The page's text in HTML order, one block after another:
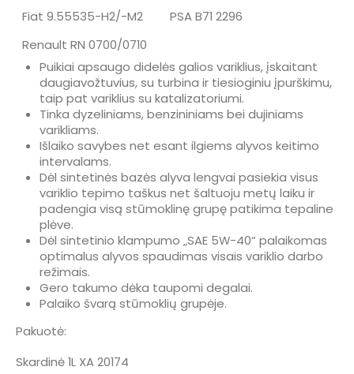
Fiat 9.55535-H2/-M2
PSA B71 2296
Renault RN 0700/0710
Puikiai apsaugo didelės galios variklius, įskaitant
daugiavožtuvius, su turbina ir tiesioginiu įpurškimu,
taip pat variklius su katalizatoriumi.
Tinka dyzeliniams, benzininiams bei dujiniams
varikliams.
Išlaiko savybes net esant ilgiems alyvos keitimo
intervalams.
Dėl sintetinės bazės alyva lengvai pasiekia visus
variklio tepimo taškus net šaltuoju metų laiku ir
padengia visą stūmoklinę grupę patikima tepaline
plėve.
Dėl sintetinio klampumo „SAE 5W-40“ palaikomas
optimalus alyvos spaudimas visais variklio darbo
režimais.
Gero takumo dėka taupomi degalai.
Palaiko švarą stūmoklių grupėje.
Pakuotė:
Skardinė 1L XA 20174